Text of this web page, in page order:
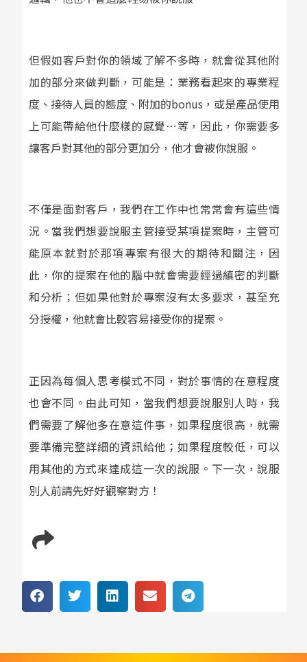
但假如客戶對你的領域了解不多時，就會從其他附
加的部分來做判斷，可能是：業務看起來的專業程
度、接待人員的態度、附加的bonus，或是產品使用
上可能帶給他什麼樣的感覺⋯等，因此，你需要多
讓客戶對其他的部分更加分，他才會被你說服。
不僅是面對客戶，我們在工作中也常常會有這些情
況。當我們想要說服主管接受某項提案時，主管可
能原本就對於那項專案有很大的期待和關注，因
此，你的提案在他的腦中就會需要經過縝密的判斷
和分析；但如果他對於專案沒有太多要求，甚至充
分授權，他就會比較容易接受你的提案。
正因為每個人思考模式不同，對於事情的在意程度
也會不同。由此可知，當我們想要說服別人時，我
們需要了解他多在意這件事，如果程度很高，就需
要準備完整詳細的資訊給他；如果程度較低，可以
用其他的方式來達成這一次的說服。下一次，說服
別人前請先好好觀察對方！